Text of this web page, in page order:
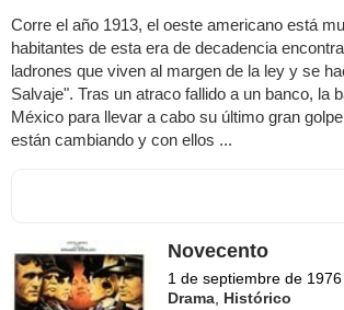
Corre el año 1913, el oeste americano está
habitantes de esta era de decadencia
ladrones que viven al margen de la ley y se
Salvaje". Tras un atraco fallido a un banco, la
México para llevar a cabo su último gran
están cambiando y con ellos ...
Novecento
1 de septiembre de 1976
Drama Histórico